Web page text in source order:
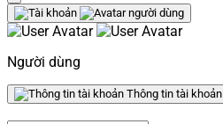
Người dùng
Thông tin tài khoản